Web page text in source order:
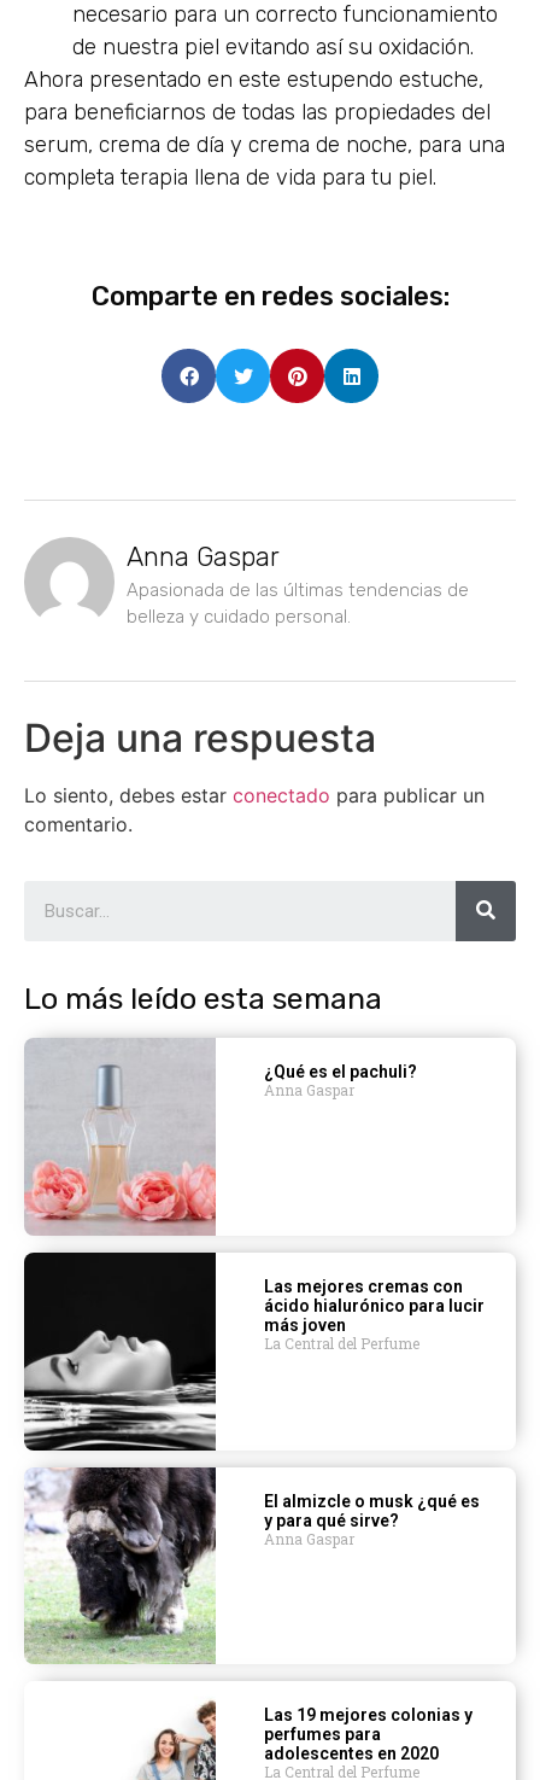
necesario para un correcto funcionamiento
de nuestra piel evitando así su oxidación.
Ahora presentado en este estupendo estuche,
para beneficiarnos de todas las propiedades del
serum, crema de día y crema de noche, para una
completa terapia llena de vida para tu piel.
Comparte en redes sociales:
Anna Gaspar
Apasionada de las últimas tendencias de
belleza y cuidado personal.
Deja una respuesta
Lo siento, debes estar conectado para publicar un
comentario.
Lo más leído esta semana
¿Qué es el pachuli?
Anna Gaspar
Las mejores cremas con
ácido hialurónico para lucir
más joven
La Central del Perfume
El almizcle o musk ¿qué es
y para qué sirve?
Anna Gaspar
Las 19 mejores colonias y
perfumes para
adolescentes en 2020
La Central del Perfume